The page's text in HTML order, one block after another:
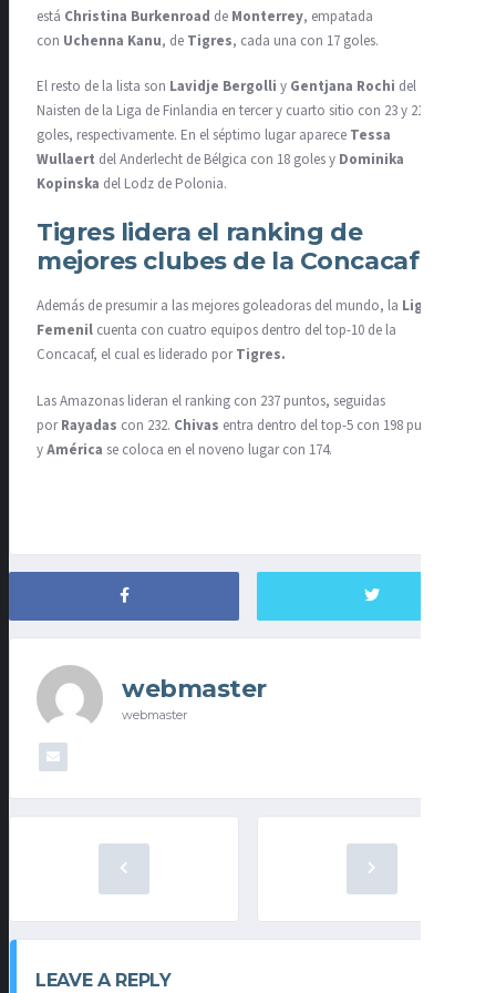
está Christina Burkenroad de Monterrey, empatada
con Uchenna Kanu, de Tigres, cada una con 17 goles.
El resto de la lista son Lavidje Bergolli y Gentjana Rochi del
Naisten de la Liga de Finlandia en tercer y cuarto sitio con 23 y 21
goles, respectivamente. En el séptimo lugar aparece Tessa
Wullaert del Anderlecht de Bélgica con 18 goles y Dominika
Kopinska del Lodz de Polonia.
Tigres lidera el ranking de
mejores clubes de la Concacaf
Además de presumir a las mejores goleadoras del mundo, la Liga MX
Femenil cuenta con cuatro equipos dentro del top-10 de la
Concacaf, el cual es liderado porTigres.
Las Amazonas lideran el ranking con 237 puntos, seguidas
porRayadas con 232. Chivas entra dentro del top-5 con 198 puntos
yAmérica se coloca en el noveno lugar con 174.
webmaster
webmaster
LEAVE A REPLY